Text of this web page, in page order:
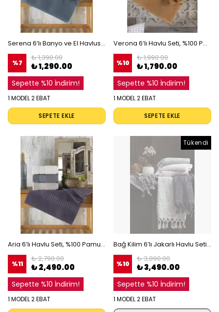
Serena 6’lı Banyo ve El Havlusu Seti, %100 Pamuk, Çizgili Dokuma, Yüksek Emicilik, Lüks Havlu Seti
%7
₺ 1,390.00
₺ 1,290.00
Sepette %10 İndirim!
1 MODEL 2 EBAT
SEPETE EKLE
Verona 6’lı Havlu Seti, %100 Pamuk, Yüksek Su Emici, Yumuşak Dokulu, Doğal Pamuklu Havlu
%10
₺ 1,990.00
₺ 1,790.00
Sepette %10 İndirim!
1 MODEL 2 EBAT
SEPETE EKLE
Aria 6’lı Havlu Seti, %100 Pamuk, Yüksek Emicilik, Kare Dokuma Bordürlü, Soft Havlu Koleksiyonu
%11
₺ 2,790.00
₺ 2,490.00
Sepette %10 İndirim!
1 MODEL 2 EBAT
Tükendi
Bağ Kilim 6’lı Jakarlı Havlu Seti, %100 Pamuk, El İşçiliği Püsküllü Havlu, Etnik Desenli
%10
₺ 3,890.00
₺ 3,490.00
Sepette %10 İndirim!
1 MODEL 2 EBAT